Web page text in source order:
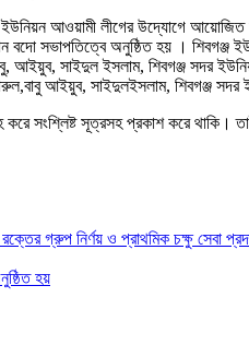
ইউনিয়ন আওয়ামী লীগের উদ্যোগে
সভাপতিত্বে অনুষ্ঠিত হয় । শিবগঞ্জ
সাইদুল ইসলাম, শিবগঞ্জ সদর
আইয়ুব, সাইদুলইসলাম, শিবগঞ্জ সদর
করে সংশ্লিষ্ট সূত্রসহ প্রকাশ করে
গ্রুপ নির্ণয় ও প্রাথমিক চক্ষু সেবা
হয়